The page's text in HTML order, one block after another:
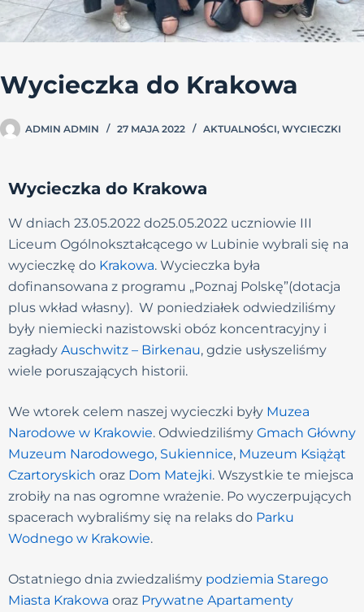
Wycieczka do Krakowa
ADMIN ADMIN 27 MAJA 2022 AKTUALNOŚCI, WYCIECZKI
Wycieczka do Krakowa
W dniach 23.05.2022 do25.05.2022 uczniowie III
Liceum Ogólnokształcącego w Lubinie wybrali się na
wycieczkę do Krakowa. Wycieczka była
dofinansowana z programu „Poznaj Polskę”(dotacja
plus wkład własny). W poniedziałek odwiedziliśmy
były niemiecki nazistowski obóz koncentracyjny i
zagłady Auschwitz – Birkenau, gdzie usłyszeliśmy
wiele poruszających historii.
We wtorek celem naszej wycieczki były Muzea
Narodowe w Krakowie. Odwiedziliśmy Gmach Główny
Muzeum Narodowego, Sukiennice, Muzeum Książąt
Czartoryskich oraz Dom Matejki. Wszystkie te miejsca
zrobiły na nas ogromne wrażenie. Po wyczerpujących
spacerach wybraliśmy się na relaks do Parku
Wodnego w Krakowie.
Ostatniego dnia zwiedzaliśmy podziemia Starego
Miasta Krakowa oraz Prywatne Apartamenty